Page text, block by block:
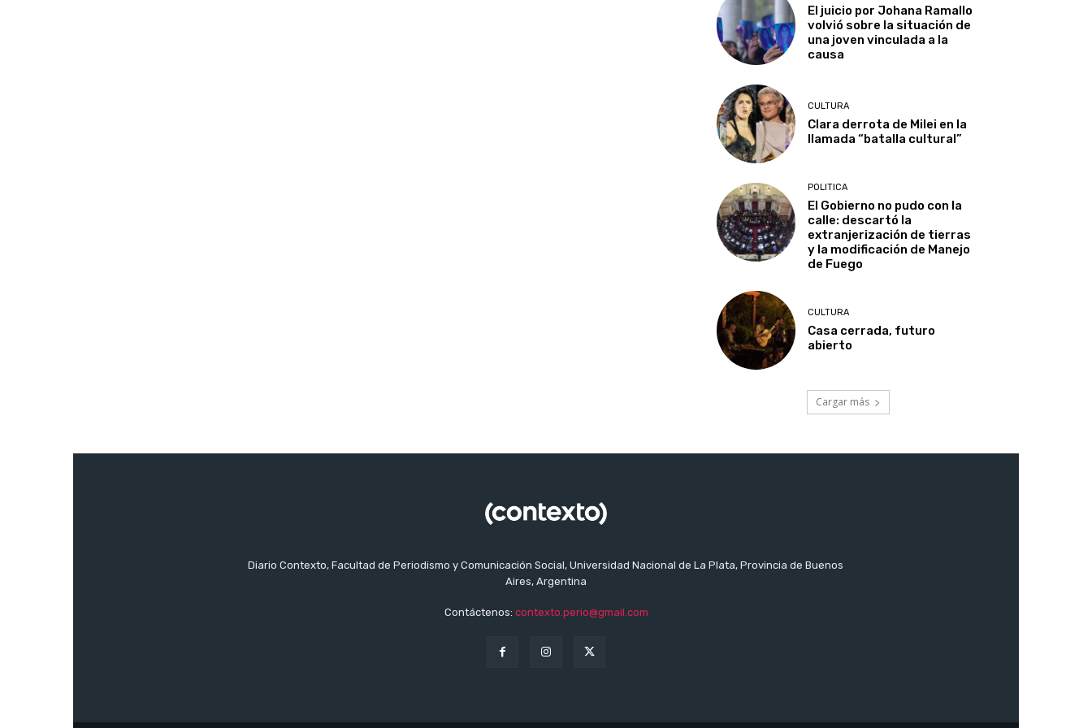
El juicio por Johana Ramallo
volvió sobre la situación de
una joven vinculada a la
causa
CULTURA
Clara derrota de Milei en la
llamada “batalla cultural”
POLITICA
El Gobierno no pudo con la
calle: descartó la
extranjerización de tierras
y la modificación de Manejo
de Fuego
CULTURA
Casa cerrada, futuro
abierto
Cargar más
Diario Contexto, Facultad de Periodismo y Comunicación Social, Universidad Nacional de La Plata, Provincia de Buenos
Aires, Argentina
Contáctenos: contexto.perio@gmail.com